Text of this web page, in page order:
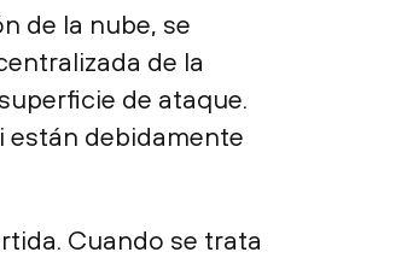
de la nube, se
de la
de ataque.
están debidamente
Cuando se trata